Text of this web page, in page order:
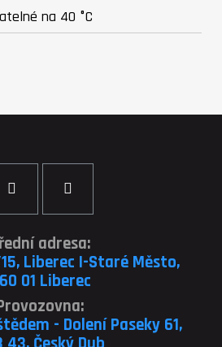
na 40 °C
adresa:
Liberec I-Staré Město,
01 Liberec
- Dolení Paseky 61,